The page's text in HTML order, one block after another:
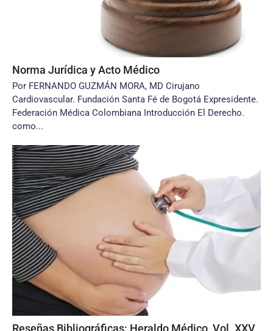
Norma Jurídica y Acto Médico
Por FERNANDO GUZMÁN MORA, MD Cirujano
Cardiovascular. Fundación Santa Fé de Bogotá Expresidente.
Federación Médica Colombiana Introducción El Derecho.
como...
Reseñas Bibliográficas: Heraldo Médico, Vol. XXV